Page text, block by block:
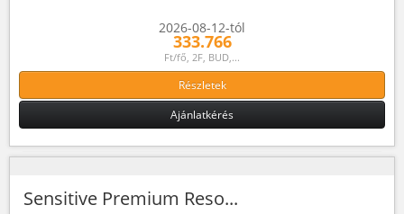
2026-08-12-tól
333.766
Ft/fő, 2F, BUD,...
Részletek
Ajánlatkérés
Sensitive Premium Reso...